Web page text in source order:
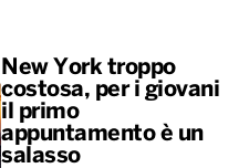
New York troppo
costosa, per i giovani
il primo
appuntamento è un
salasso